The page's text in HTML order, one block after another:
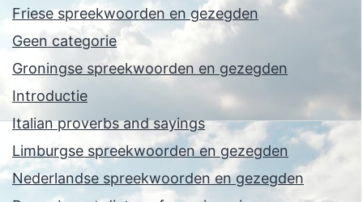
Friese spreekwoorden en gezegden
Geen categorie
Groningse spreekwoorden en gezegden
Introductie
Italian proverbs and sayings
Limburgse spreekwoorden en gezegden
Nederlandse spreekwoorden en gezegden